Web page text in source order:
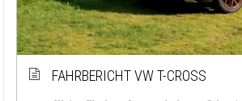
FAHRBERICHT VW T-CROSS